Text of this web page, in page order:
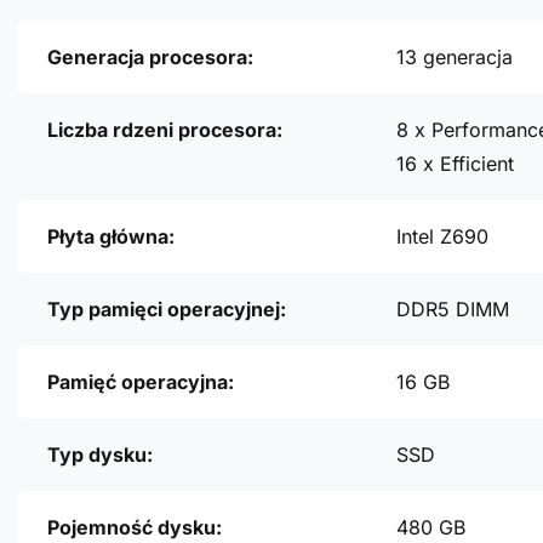
Generacja procesora: 13 generacja
Liczba rdzeni procesora:
8 x
16 x Efficient
Płyta główna: Intel Z690
Typ pamięci operacyjnej: DDR5 DIMM
Pamięć operacyjna: 16 GB
Typ dysku: SSD
Pojemność dysku: 480 GB